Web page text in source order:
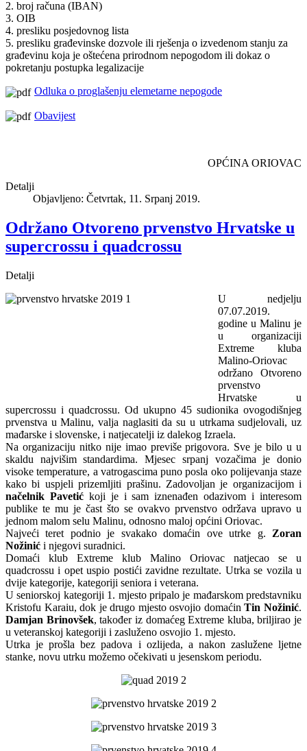
2. broj računa (IBAN)
3. OIB
4. presliku posjedovnog lista
5. presliku građevinske dozvole ili rješenja o izvedenom stanju za
građevinu koja je oštećena prirodnom nepogodom ili dokaz o
pokretanju postupka legalizacije
Odluka o proglašenju elemetarne nepogode
Obavijest
OPĆINA ORIOVAC
Detalji
Objavljeno: Četvrtak, 11. Srpanj 2019.
Održano Otvoreno prvenstvo Hrvatske u
supercrossu i quadcrossu
Detalji
U nedjelju
07.07.2019.
godine u Malinu je
u organizaciji
Extreme kluba
Malino-Oriovac
održano Otvoreno
prvenstvo
Hrvatske u
supercrossu i quadcrossu. Od ukupno 45 sudionika ovogodišnjeg
prvenstva u Malinu, valja naglasiti da su u utrkama sudjelovali, uz
mađarske i slovenske, i natjecatelji iz dalekog Izraela.
Na organizaciju nitko nije imao previše prigovora. Sve je bilo u u
skaldu najvišim standardima. Mjesec srpanj vozačima je donio
visoke temperature, a vatrogascima puno posla oko polijevanja staze
kako bi uspjeli prizemljiti prašinu. Zadovoljan je organizacijom i
načelnik Pavetićkoji je i sam iznenađen odazivom i interesom
publike te mu je čast što se ovakvo prvenstvo održava upravo u
jednom malom selu Malinu, odnosno maloj općini Oriovac.
Najveći teret podnio je svakako domaćin ove utrke g. Zoran
Nožinić i njegovi suradnici.
Domaći klub Extreme klub Malino Oriovac natjecao se u
quadcrossu i opet uspio postići zavidne rezultate. Utrka se vozila u
dvije kategorije, kategoriji seniora i veterana.
U seniorskoj kategoriji 1. mjesto pripalo je mađarskom predstavniku
Kristofu Karaiu, dok je drugo mjesto osvojio domaćinTin Nožinić.
Damjan Brinovšek, također iz domaćeg Extreme kluba, briljirao je
u veteranskoj kategoriji i zasluženo osvojio 1. mjesto.
Utrka je prošla bez padova i ozlijeda, a nakon zaslužene ljetne
stanke, novu utrku možemo očekivati u jesenskom periodu.